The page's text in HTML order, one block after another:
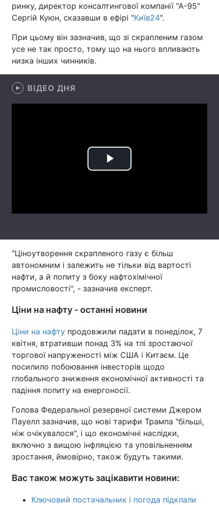
Цікавинки Погода
Екологія
Лонгріди
Відео з Youtube
Тема оформлення
ринку, директор консалтингової компанії "А-95"
Сергій Куюн, сказавши в ефірі "Київ24".
При цьому він зазначив, що зі скрапленим газом
усе не так просто, тому що на нього впливають
низка інших чинників.
ВІДЕО ДНЯ
Play
"Ціноутворення скрапленого газу є більш
автономним і залежить не тільки від вартості
нафти, а й попиту з боку нафтохімічної
промисловості", - зазначив експерт.
Ціни на нафту - останні новини
Ціни на нафту продовжили падати в понеділок, 7
квітня, втративши понад 3% на тлі зростаючої
торгової напруженості між США і Китаєм. Це
посилило побоювання інвесторів щодо
глобального зниження економічної активності та
падіння попиту на енергоносії.
Голова Федеральної резервної системи Джером
Пауелл зазначив, що нові тарифи Трампа "більші,
ніж очікувалося", і що економічні наслідки,
включно з вищою інфляцією та уповільненням
зростання, ймовірно, також будуть такими.
Вас також можуть зацікавити новини:
Ключовий постачальник і погода підклали